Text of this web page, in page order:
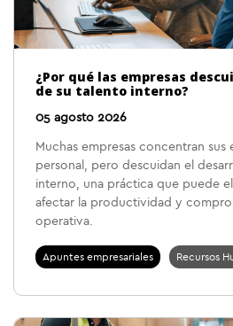
¿Por qué las empresas
de su talento interno?
05 agosto 2026
Muchas empresas concentran sus
personal, pero descuidan el
interno, una práctica que puede
afectar la productividad y
operativa.
Apuntes empresariales Recursos